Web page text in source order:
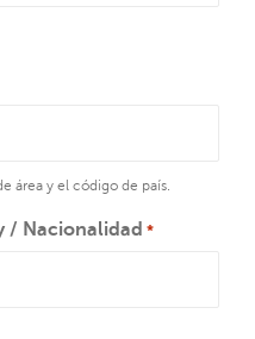
área y el código de país.
/ Nacionalidad *